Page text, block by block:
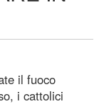
il fuoco
i cattolici